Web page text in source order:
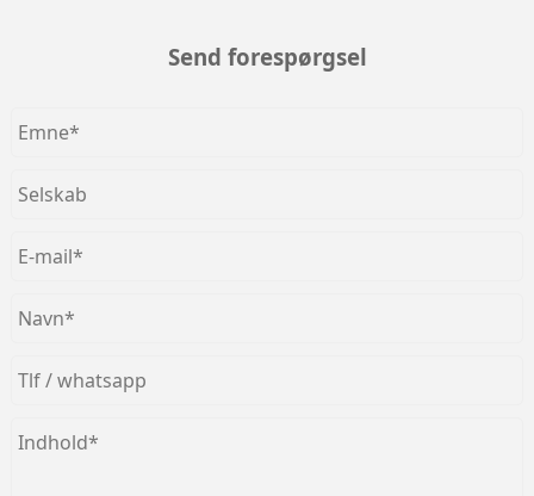
Send forespørgsel